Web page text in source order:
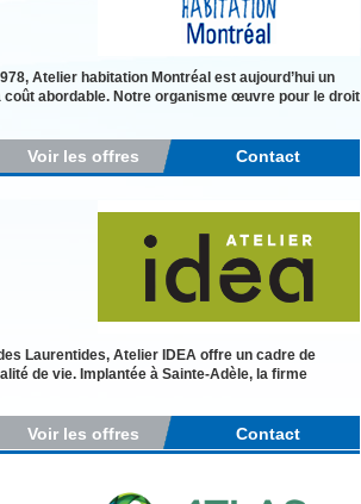
Atelier habitation Montréal est aujourd’hui un
coût abordable. Notre organisme œuvre pour le droit
Voir les offres Contact
Laurentides, Atelier IDEA offre un cadre de
de vie. Implantée à Sainte-Adèle, la firme
Voir les offres Contact